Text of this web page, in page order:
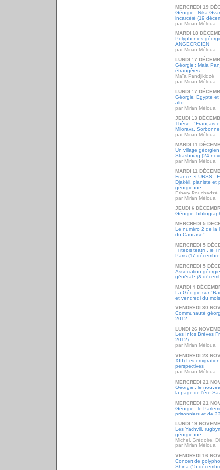
MERCREDI 19
Géorgie : Nika
incarcéré (19
par Mirian Méloua
MARDI 18
Polyphonies
ANGEORGIEN
par Mirian Méloua
LUNDI 17
Géorgie : Maia
étrangères
Maïa Pandjikidzé
par Mirian Méloua
LUNDI 17
Géorgie, Egypte et
alto
par Mirian Méloua
JEUDI 13
Thèse : "Français
Milorava,
par Mirian Méloua
MARDI 11
Un village
Strasbourg (24
par Mirian Méloua
MARDI 11
France et URSS :
Djakéli, pianiste et
géorgienne
Ethery Rouchadzé
par Mirian Méloua
JEUDI 6
Géorgie,
MERCREDI 5
Le numéro 2 de la
du Caucase"
MERCREDI 5
"Titebis teatri", le
Paris (17
MERCREDI 5
Association
générale (8
MARDI 4
La Géorgie sur
et vendredi du
VENDREDI 30
Communauté
2012
LUNDI 26
Les Infos Brèves
2012)
par Mirian Méloua
VENDREDI 23
XIII) Les
perspectives
par Mirian Méloua
MERCREDI 21
Géorgie : le
la page de l'ère
MERCREDI 21
Géorgie : le
prisonniers et de
LUNDI 19
Les Yachvili,
géorgienne
Michel, Grégoire,
par Mirian Méloua
VENDREDI 16
Concert de
Shina (15